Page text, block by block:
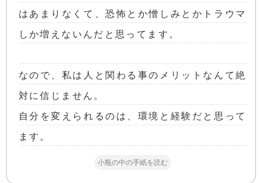
はあまりなくて、恐怖とか憎しみとかトラウマ
しか増えないんだと思ってます。
なので、私は人と関わる事のメリットなんて絶
対に信じません。
自分を変えられるのは、環境と経験だと思って
ます。
小瓶の中の手紙を読む